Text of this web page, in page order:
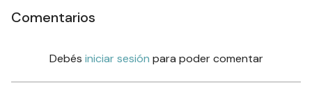
Comentarios
Debés iniciar sesión para poder comentar